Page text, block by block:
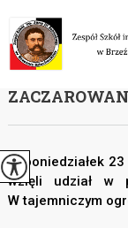
W
W poniedziałek
wzięli udział w
W tajemniczym